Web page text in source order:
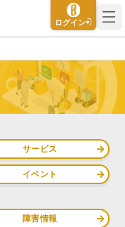
ィー）
ログイン
における施工管理業務
トするサービスです。
サービスサイトを見る
サービス
イベント
障害情報